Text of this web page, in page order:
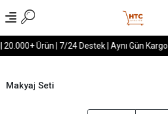
Ürün | 7/24 Destek | Aynı Gün Kargo
Makyaj Seti